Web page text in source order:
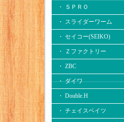
・ ＳＰＲＯ
・ スライダーワーム
・ セイコー(SEIKO)
・ Ｚファクトリー
・ ZBC
・ ダイワ
・ Double.H
・ チェイスベイツ